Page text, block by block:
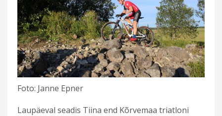
Foto: Janne Epner
Laupäeval seadis Tiina end Kõrvemaa triatloni